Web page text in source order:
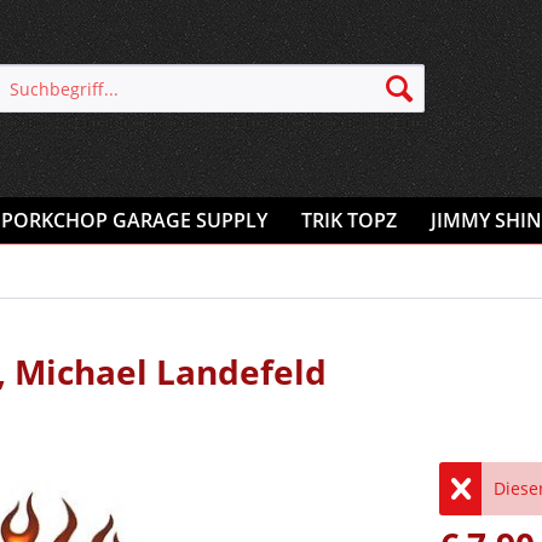
PORKCHOP GARAGE SUPPLY TRIK TOPZ JIMMY
Michael Landefeld